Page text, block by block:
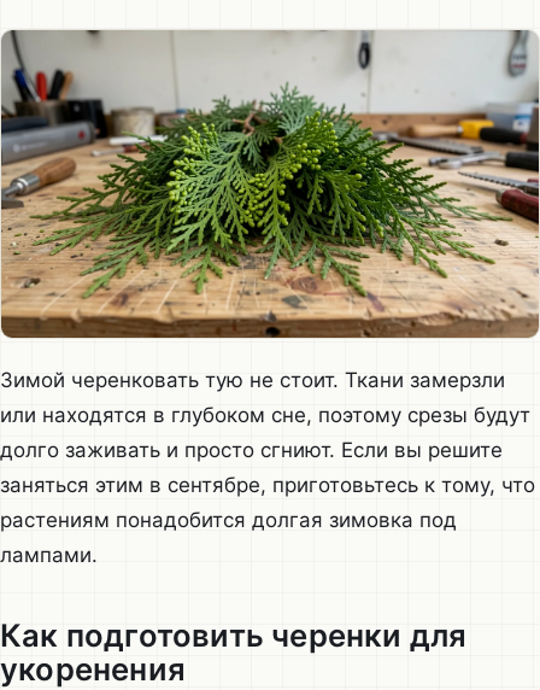
Зимой черенковать тую не стоит. Ткани замерзли
или находятся в глубоком сне, поэтому срезы будут
долго заживать и просто сгниют. Если вы решите
заняться этим в сентябре, приготовьтесь к тому, что
растениям понадобится долгая зимовка под
лампами.
Как подготовить черенки для
укоренения